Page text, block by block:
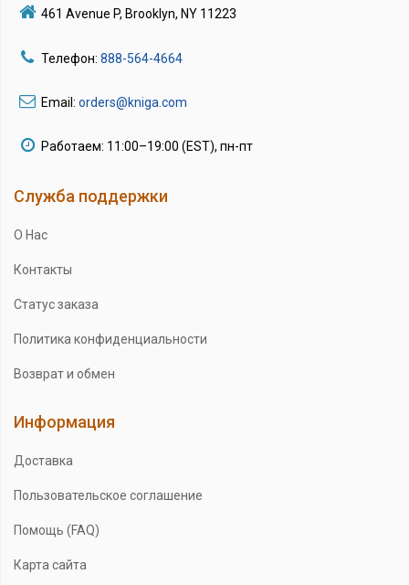
461 Avenue P, Brooklyn, NY 11223
Телефон: 888-564-4664
Email: orders@kniga.com
Работаем: 11:00–19:00 (EST), пн-пт
Служба поддержки
О Нас
Контакты
Статус заказа
Политика конфиденциальности
Возврат и обмен
Информация
Доставка
Пользовательское соглашение
Помощь (FAQ)
Карта сайта